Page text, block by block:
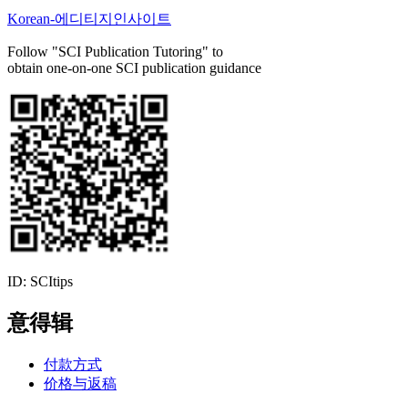
Korean-에디티지인사이트
Follow "SCI Publication Tutoring" to
obtain one-on-one SCI publication guidance
ID: SCItips
意得辑
付款方式
价格与返稿